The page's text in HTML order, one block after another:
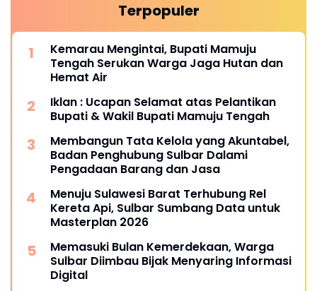
Terpopuler
Kemarau Mengintai, Bupati Mamuju
Tengah Serukan Warga Jaga Hutan dan
Hemat Air
Iklan : Ucapan Selamat atas Pelantikan
Bupati & Wakil Bupati Mamuju Tengah
Membangun Tata Kelola yang Akuntabel,
Badan Penghubung Sulbar Dalami
Pengadaan Barang dan Jasa
Menuju Sulawesi Barat Terhubung Rel
Kereta Api, Sulbar Sumbang Data untuk
Masterplan 2026
Memasuki Bulan Kemerdekaan, Warga
Sulbar Diimbau Bijak Menyaring Informasi
Digital